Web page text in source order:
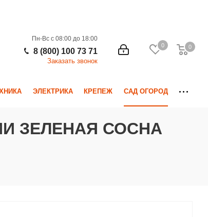
0 0
0
Пн-Вс с 08:00 до 18:00
8 (800) 100 73 71
Заказать звонок
ЭЛЕКТРИКА КРЕПЕЖ САД ОГОРОД
ЗЕЛЕНАЯ СОСНА